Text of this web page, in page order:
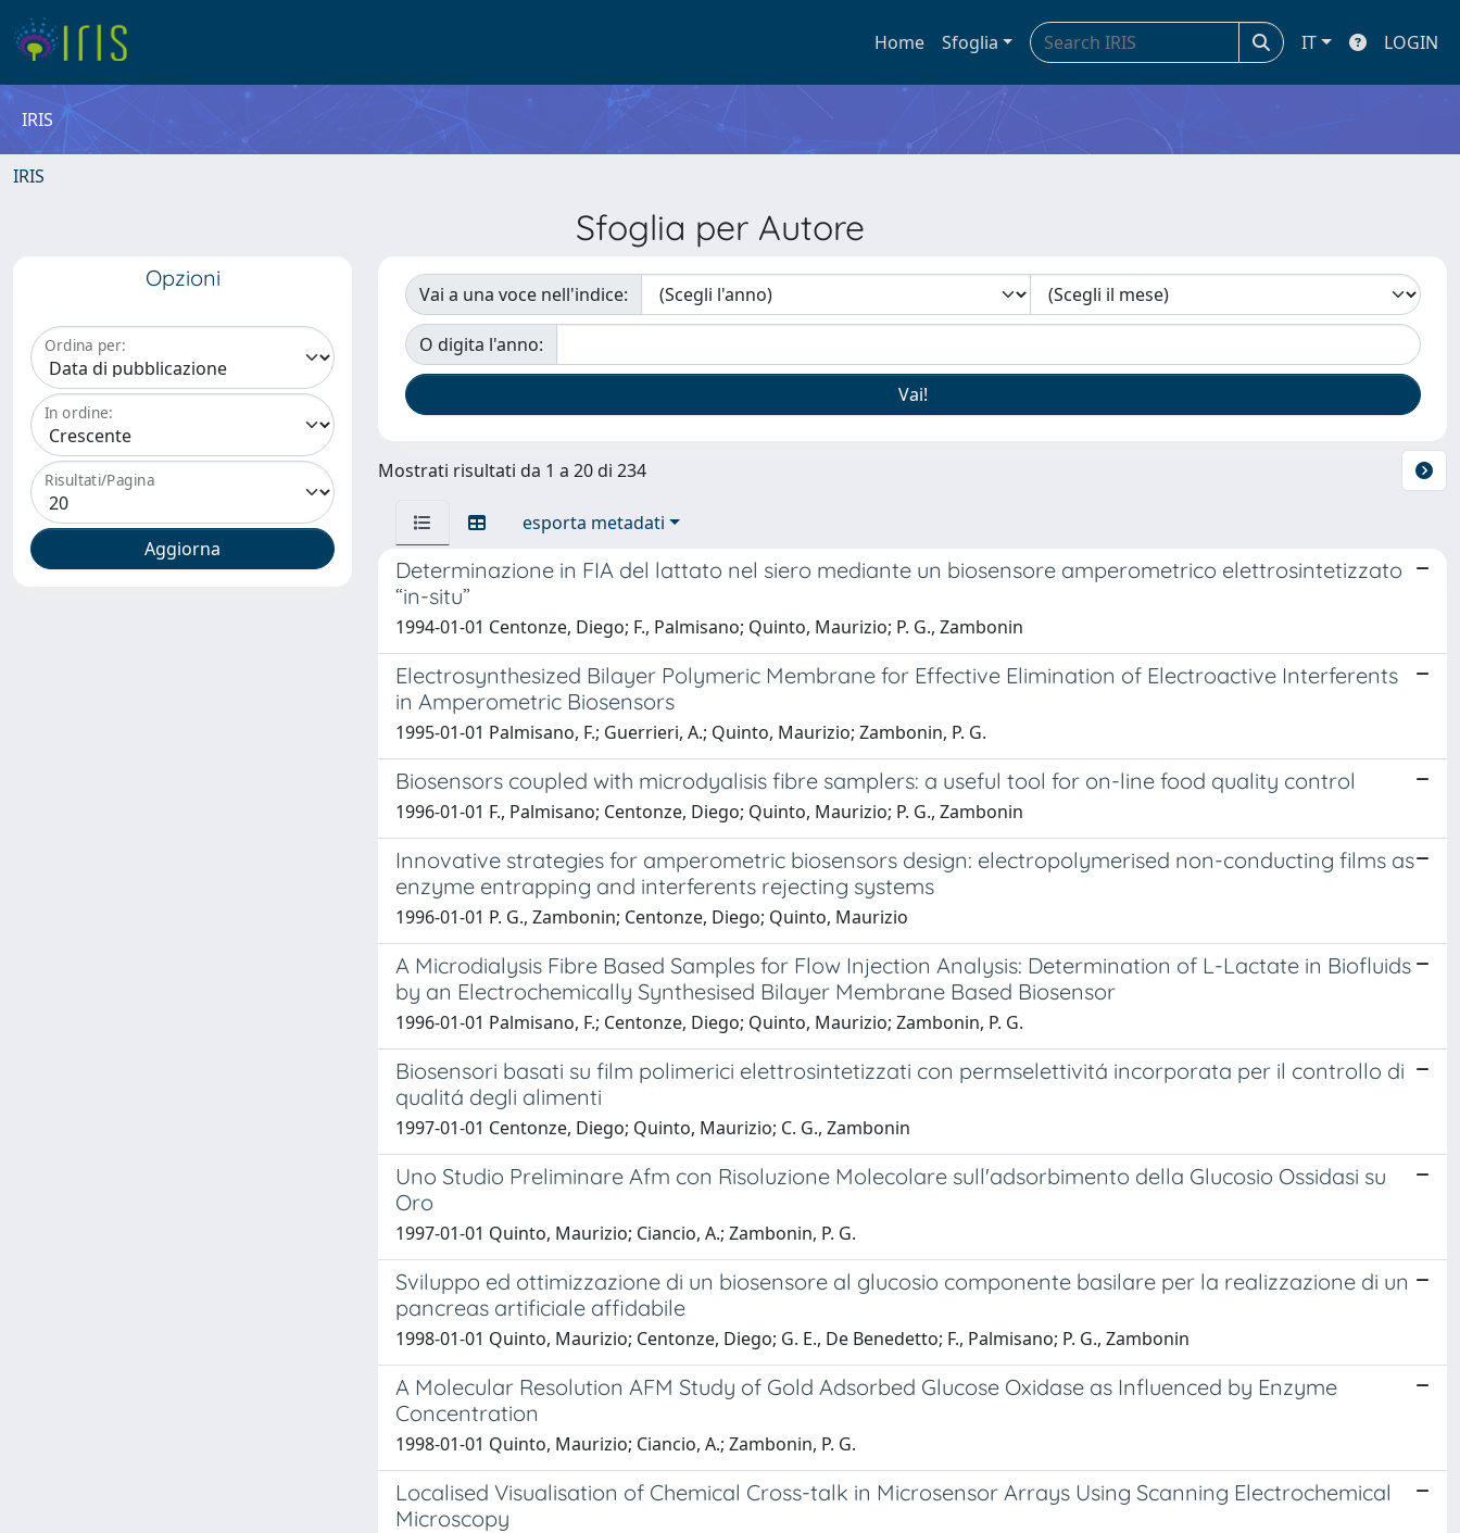
Home Sfoglia IT LOGIN
IRIS
IRIS
Sfoglia per Autore
Opzioni
Ordina per:
In ordine:
Risultati/Pagina
Vai a una voce nell'indice:
O digita l'anno:
Mostrati risultati da 1 a 20 di 234
esporta metadati
Determinazione in FIA del lattato nel siero mediante un biosensore amperometrico elettrosintetizzato
“in-situ”
1994-01-01 Centonze, Diego; F., Palmisano; Quinto, Maurizio; P. G., Zambonin
Electrosynthesized Bilayer Polymeric Membrane for Effective Elimination of Electroactive Interferents
in Amperometric Biosensors
1995-01-01 Palmisano, F.; Guerrieri, A.; Quinto, Maurizio; Zambonin, P. G.
Biosensors coupled with microdyalisis fibre samplers: a useful tool for on-line food quality control
1996-01-01 F., Palmisano; Centonze, Diego; Quinto, Maurizio; P. G., Zambonin
Innovative strategies for amperometric biosensors design: electropolymerised non-conducting films as
enzyme entrapping and interferents rejecting systems
1996-01-01 P. G., Zambonin; Centonze, Diego; Quinto, Maurizio
A Microdialysis Fibre Based Samples for Flow Injection Analysis: Determination of L-Lactate in Biofluids
by an Electrochemically Synthesised Bilayer Membrane Based Biosensor
1996-01-01 Palmisano, F.; Centonze, Diego; Quinto, Maurizio; Zambonin, P. G.
Biosensori basati su film polimerici elettrosintetizzati con permselettivitá incorporata per il controllo di
qualitá degli alimenti
1997-01-01 Centonze, Diego; Quinto, Maurizio; C. G., Zambonin
Uno Studio Preliminare Afm con Risoluzione Molecolare sull'adsorbimento della Glucosio Ossidasi su
Oro
1997-01-01 Quinto, Maurizio; Ciancio, A.; Zambonin, P. G.
Sviluppo ed ottimizzazione di un biosensore al glucosio componente basilare per la realizzazione di un
pancreas artificiale affidabile
1998-01-01 Quinto, Maurizio; Centonze, Diego; G. E., De Benedetto; F., Palmisano; P. G., Zambonin
A Molecular Resolution AFM Study of Gold Adsorbed Glucose Oxidase as Influenced by Enzyme
Concentration
1998-01-01 Quinto, Maurizio; Ciancio, A.; Zambonin, P. G.
Localised Visualisation of Chemical Cross-talk in Microsensor Arrays Using Scanning Electrochemical
Microscopy